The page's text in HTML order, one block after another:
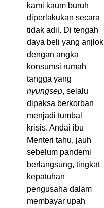
kami kaum buruh
diperlakukan secara
tidak adil. Di tengah
daya beli yang anjlok
dengan angka
konsumsi rumah
tangga yang
nyungsep, selalu
dipaksa berkorban
menjadi tumbal
krisis. Andai ibu
Menteri tahu, jauh
sebelum pandemi
berlangsung, tingkat
kepatuhan
pengusaha dalam
membayar upah